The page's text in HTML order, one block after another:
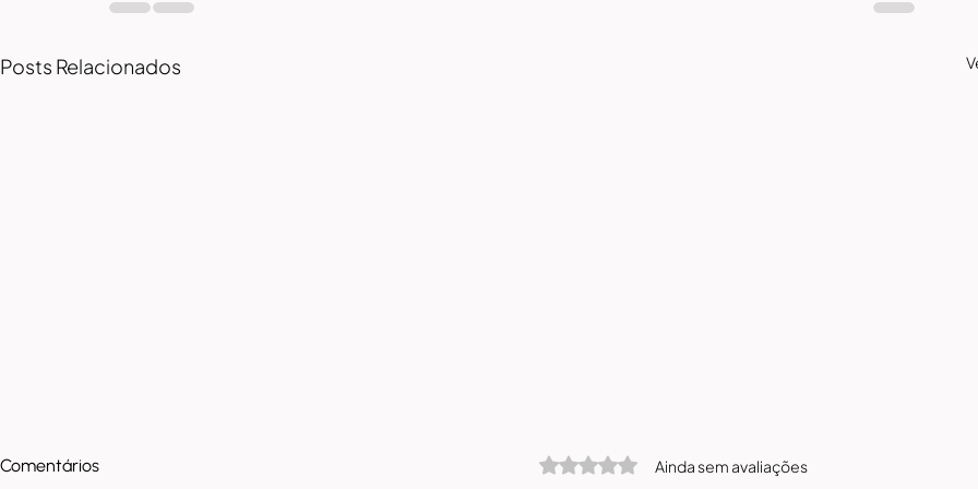
Posts Relacionados
Comentários Avaliado com 0 de 5 estrelas.
Ainda sem avaliações